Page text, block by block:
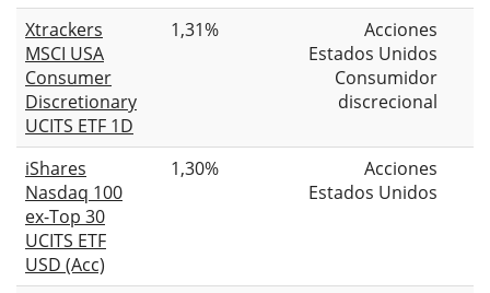
Xtrackers
MSCI USA
Consumer
Discretionary
UCITS ETF 1D
1,31%
Acciones
Estados Unidos
Consumidor
discrecional
iShares
Nasdaq 100
ex-Top 30
UCITS ETF
USD (Acc)
1,30%
Acciones
Estados Unidos